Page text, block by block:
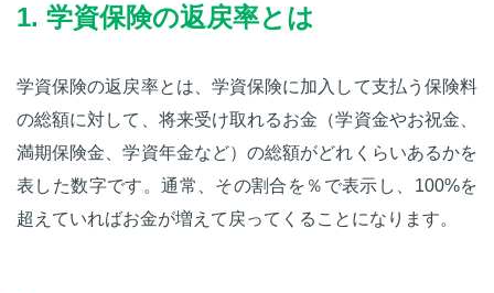
1. 学資保険の返戻率とは
学資保険の返戻率とは、学資保険に加入して支払う保険料
の総額に対して、将来受け取れるお金（学資金やお祝金、
満期保険金、学資年金など）の総額がどれくらいあるかを
表した数字です。通常、その割合を％で表示し、100%を
超えていればお金が増えて戻ってくることになります。